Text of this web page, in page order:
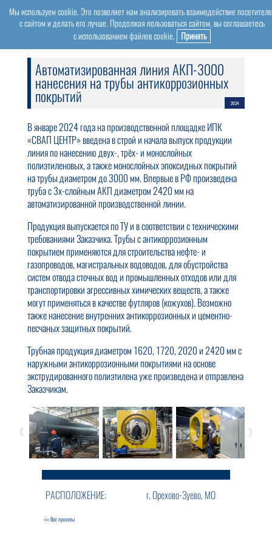
Мы используем cookie. Это позволяет нам анализировать взаимодействие
с сайтом и делать его лучше. Продолжая пользоваться сайтом, вы соглашаетесь
с использованием файлов cookie.
Принять
+7 (495) 775-36-80
info@bt-svap.ru
Автоматизированная линия АКП-3000
нанесения на трубы антикоррозионных
покрытий 2024
В январе 2024 года на производственной площадке ИПК
«СВАП ЦЕНТР» введена в строй и начала выпуск продукции
линия по нанесению двух-, трёх- и монослойных
полиэтиленовых, а также монослойных эпоксидных покрытий
на трубы диаметром до 3000 мм. Впервые в РФ произведена
труба с 3х-слойным АКП диаметром 2420 мм на
автоматизированной производственной линии.
Продукция выпускается по ТУ и в соответствии с техническими
требованиями Заказчика. Трубы с антикоррозионным
покрытием применяются для строительства нефте- и
газопроводов, магистральных водоводов, для обустройства
систем отвода сточных вод и промышленных отходов или для
транспортировки агрессивных химических веществ, а также
могут применяться в качестве футляров (кожухов). Возможно
также нанесение внутренних антикоррозионных и цементно-
песчаных защитных покрытий.
Трубная продукция диаметром 1620, 1720, 2020 и 2420 мм с
наружными антикоррозионными покрытиями на основе
экструдированного полиэтилена уже произведена и отправлена
Заказчикам.
РАСПОЛОЖЕНИЕ: г. Орехово-Зуево, МО
<<< Все проекты